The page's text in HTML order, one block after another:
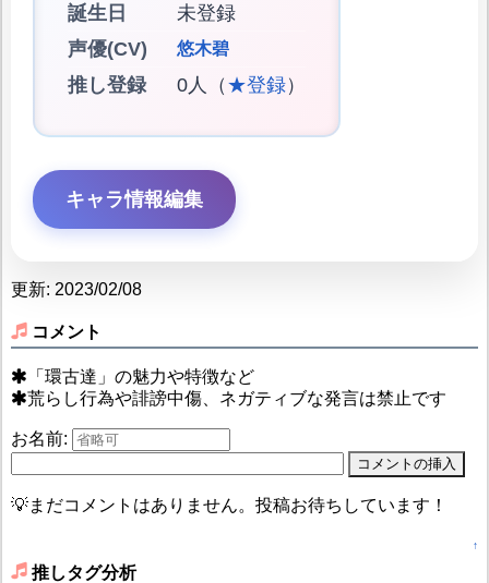
誕生日
未登録
声優(CV)
悠木碧
推し登録 0人（ ★登録）
キャラ情報編集
更新: 2023/02/08
コメント
「環古達」の魅力や特徴など
荒らし行為や誹謗中傷、ネガティブな発言は禁止です
お名前:
💡まだコメントはありません。投稿お待ちしています！
↑
推しタグ分析